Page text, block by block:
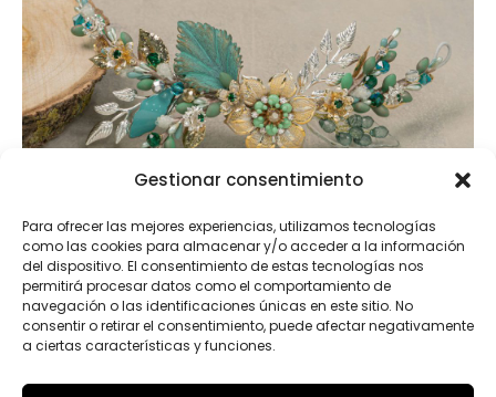
Gestionar consentimiento
Para ofrecer las mejores experiencias, utilizamos tecnologías
como las cookies para almacenar y/o acceder a la información
del dispositivo. El consentimiento de estas tecnologías nos
permitirá procesar datos como el comportamiento de
navegación o las identificaciones únicas en este sitio. No
consentir o retirar el consentimiento, puede afectar negativamente
a ciertas características y funciones.